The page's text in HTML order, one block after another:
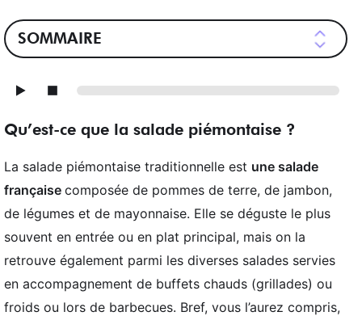
SOMMAIRE
Qu’est-ce que la salade piémontaise ?
La salade piémontaise traditionnelle est une salade
française composée de pommes de terre, de jambon,
de légumes et de mayonnaise. Elle se déguste le plus
souvent en entrée ou en plat principal, mais on la
retrouve également parmi les diverses salades servies
en accompagnement de buffets chauds (grillades) ou
froids ou lors de barbecues. Bref, vous l’aurez compris,